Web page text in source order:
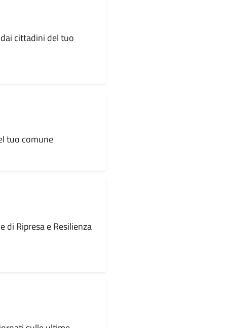
cittadini del tuo
tuo comune
Ripresa e Resilienza